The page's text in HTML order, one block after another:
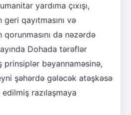
yardıma çıxışı,
qayıtmasını və
da nəzərdə
Dohada tərəflər
prinsiplər bəyannaməsinə,
şəhərdə gələcək atəşkəsə
razılaşmaya